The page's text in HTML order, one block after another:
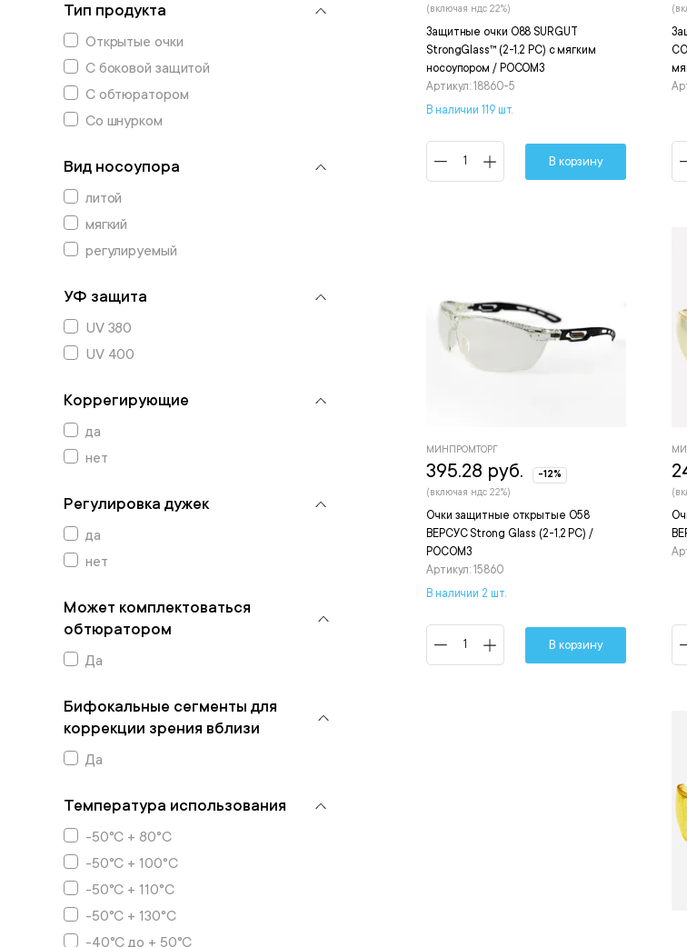
Тип продукта
Открытые очки
С боковой защитой
С обтюратором
Со шнурком
Вид носоупора
литой
мягкий
регулируемый
УФ защита
UV 380
UV 400
Коррегирующие
да
нет
Регулировка дужек
да
нет
Может комплектоваться
обтюратором
Да
Бифокальные сегменты для
коррекции зрения вблизи
Да
Температура использования
-50°C + 80°C
-50°C + 100°C
-50°C + 110°C
-50°C + 130°C
-40°C до + 50°C
Защитные очки О88 SURGUT
StrongGlass™ (2-1,2 РС) с мягким
носоупором / РОСОМЗ
Артикул: 18860-5
(включая ндс 22%)
В наличии 119 шт.
В корзину
Очки защитные открытые О58
ВЕРСУС Strong Glass (2-1,2 PC) /
РОСОМЗ
Артикул: 15860
МИНПРОМТОРГ
395.28 руб.
-12%
(включая ндс 22%)
В наличии 2 шт.
В корзину